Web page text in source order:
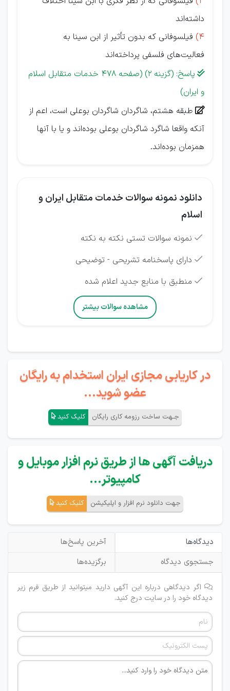
داشته‌اند
4) فیلسوفانی که بدون تأثیر از ابن سینا به
فعالیت‌های فلسفی پرداخته‌اند

پاسخ: (گزینه 2) (صفحه 478 خدمات متقابل اسلام
و ایران)
 طبقه هشتم، شاگردان شاگردان بوعلی است، اعم از
آنكه واقعا شاگرد شاگردان بوعلی بوده‌اند و يا با آنها
همزمان بوده‌اند.
دانلود نمونه سوالات خدمات متقابل ایران و
اسلام
 نمونه سوالات تستی نکته به نکته
 دارای پاسخنامه تشریحی - توضیحی
 منطبق با منابع جدید اعلام شده
مشاهده سوالات بیشتر
در کاریابی مجازی ایران استخدام به رایگان
عضو شوید...
جـهت ساخت رزومه کاری رایگان کلیک کنید
دریافت آگهی ها از طریق نرم افزار موبایل و
کامپیوتر...
جهت دانلود نرم افزار و اپلیکیشن کلیک کنید
دیدگاه‌ها
آخرین پاسخ‌ها
جستجوی دیدگاه
برگزیده‌ها
اگر دیدگاهی درباره این آگهی دارید میتوانید از طریق فرم زیر
دیدگاه خود را در سایت درج کنید.